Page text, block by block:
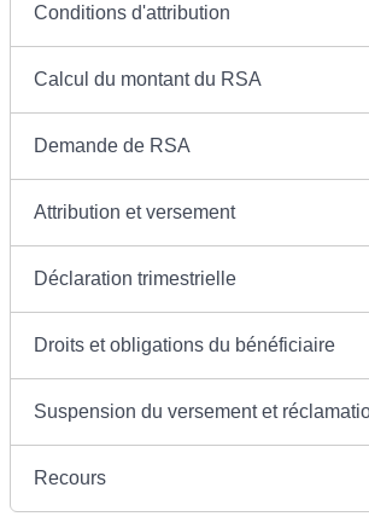
Conditions d'attribution
Calcul du montant du RSA
Demande de RSA
Attribution et versement
Déclaration trimestrielle
Droits et obligations du bénéficiaire
Suspension du versement et
Recours